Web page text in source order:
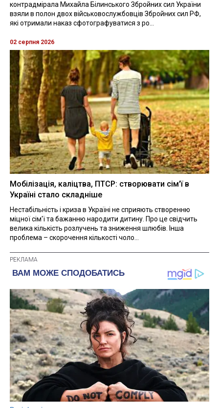
контрадмірала Михайла Білинського Збройних сил України
взяли в полон двох військовослужбовців Збройних сил РФ,
які отримали наказ сфотографуватися з ро...
02 серпня 2026
Мобілізація, каліцтва, ПТСР: створювати сім'ї в
Україні стало складніше
Нестабільність і криза в Україні не сприяють створенню
міцної сім'ї та бажанню народити дитину. Про це свідчить
велика кількість розлучень та зниження шлюбів. Інша
проблема – скорочення кількості чоло...